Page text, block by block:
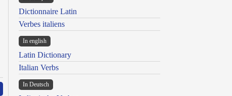
Dictionnaire Latin
Verbes italiens
In english
Latin Dictionary
Italian Verbs
In Deutsch